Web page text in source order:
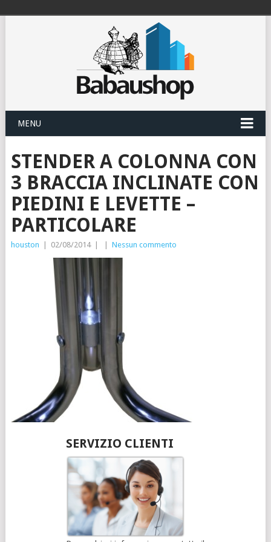
MENU
STENDER A COLONNA CON
3 BRACCIA INCLINATE CON
PIEDINI E LEVETTE –
PARTICOLARE
houston 02/08/2014 Nessun commento
SERVIZIO CLIENTI